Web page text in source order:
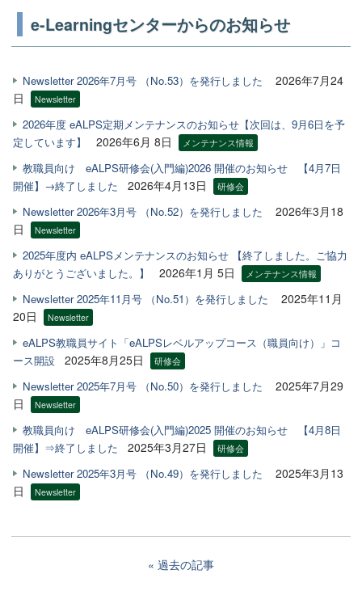
e-Learningセンターからのお知らせ
Newsletter 2026年7月号 （No.53）を発行しました
2026年7月24
日
Newsletter
2026年度 eALPS定期メンテナンスのお知らせ【次回は、9月6日を予
定しています】
2026年6月 8日 メンテナンス情報
教職員向け eALPS研修会(入門編)2026 開催のお知らせ 【4月7日
開催】→終了しました
2026年4月13日 研修会
Newsletter 2026年3月号 （No.52）を発行しました
2026年3月18
日
Newsletter
2025年度内 eALPSメンテナンスのお知らせ 【終了しました。ご協力
ありがとうございました。】
2026年1月 5日 メンテナンス情報
Newsletter 2025年11月号 （No.51）を発行しました
2025年11月
20日
Newsletter
eALPS教職員サイト「eALPSレベルアップコース（職員向け）」コ
ース開設
2025年8月25日 研修会
Newsletter 2025年7月号 （No.50）を発行しました
2025年7月29
日
Newsletter
教職員向け eALPS研修会(入門編)2025 開催のお知らせ 【4月8日
開催】⇒終了しました
2025年3月27日 研修会
Newsletter 2025年3月号 （No.49）を発行しました
2025年3月13
日
Newsletter
過去の記事